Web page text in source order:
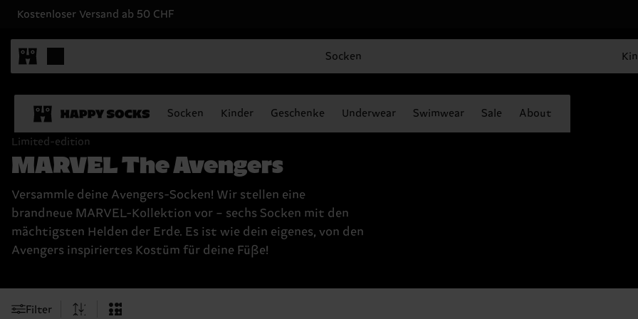
Kostenloser Versand ab 50 CHF
Socken
Socken Kinder Geschenke Underwear Swimwear Sale About
Limited-edition
MARVEL The Avengers
Versammle deine Avengers-Socken! Wir stellen eine
brandneue MARVEL-Kollektion vor – sechs Socken mit den
mächtigsten Helden der Erde. Es ist wie dein eigenes, von den
Avengers inspiriertes Kostüm für deine Füße!
Filter